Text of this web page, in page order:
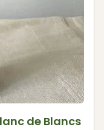
de Blancs